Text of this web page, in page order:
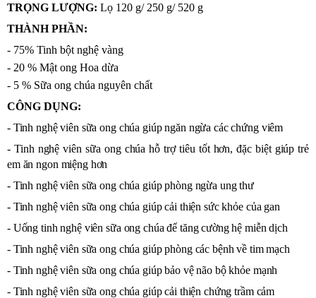
TRỌNG LƯỢNG: Lọ 120 g/ 250 g/ 520 g
THÀNH PHẦN:
- 75% Tinh bột nghệ vàng
- 20 % Mật ong Hoa dừa
- 5 % Sữa ong chúa nguyên chất
CÔNG DỤNG:
- Tinh nghệ viên sữa ong chúa giúp ngăn ngừa các chứng viêm
- Tinh nghệ viên sữa ong chúa hỗ trợ tiêu tốt hơn, đặc biệt giúp trẻ
em ăn ngon miệng hơn
- Tinh nghệ viên sữa ong chúa giúp phòng ngừa ung thư
- Tinh nghệ viên sữa ong chúa giúp cải thiện sức khỏe của gan
- Uống tinh nghệ viên sữa ong chúa để tăng cường hệ miễn dịch
- Tinh nghệ viên sữa ong chúa giúp phòng các bệnh về tim mạch
- Tinh nghệ viên sữa ong chúa giúp bảo vệ não bộ khỏe mạnh
- Tinh nghệ viên sữa ong chúa giúp cải thiện chứng trầm cảm